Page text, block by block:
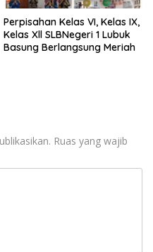
Perpisahan Kelas VI, Kelas IX,
Kelas Xll SLBNegeri 1 Lubuk
Basung Berlangsung Meriah
Ruas yang wajib